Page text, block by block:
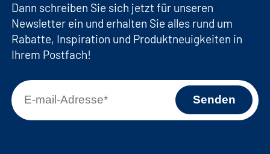
Dann schreiben Sie sich jetzt für unseren
Newsletter ein und erhalten Sie alles rund um
Rabatte, Inspiration und Produktneuigkeiten in
Ihrem Postfach!